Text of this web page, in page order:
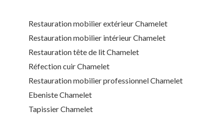
Restauration mobilier extérieur Chamelet
Restauration mobilier intérieur Chamelet
Restauration tête de lit Chamelet
Réfection cuir Chamelet
Restauration mobilier professionnel Chamelet
Ebeniste Chamelet
Tapissier Chamelet